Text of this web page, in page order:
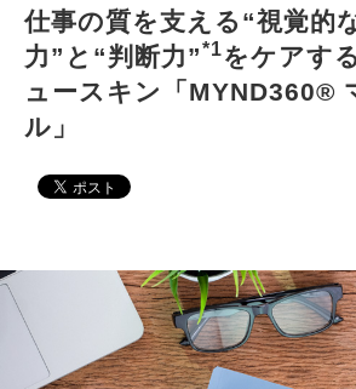
仕事の質を支える“視覚的
力”と“判断力”*1をケアす
ュースキン「MYND360®
ル」